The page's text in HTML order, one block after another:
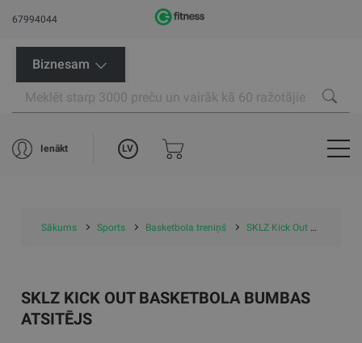
67994044
Biznesam
Ienākt LV
Sākums Sports Basketbola treniņš SKLZ Kick Out basketbola bumbas atsitējs
SKLZ KICK OUT BASKETBOLA BUMBAS
ATSITĒJS